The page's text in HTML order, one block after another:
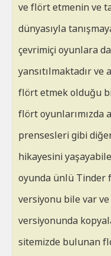
ve flört etmenin ve
dünyasıyla
çevrimiçi oyunlara
yansıtılmaktadır ve
flört etmek olduğu
flört oyunlarımızda
prensesleri gibi
hikayesini
oyunda ünlü Tinder
versiyonu bile var
versiyonunda
sitemizde bulunan